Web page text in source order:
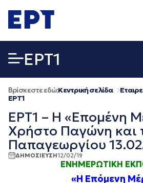
σε
περιεχόμενο
EΡΤ1
Βρίσκεστε εδώ:Κεντρική σελίδα
EΡΤ1
ΕΡΤ1 – Η «Επομένη
Χρήστο Παγώνη και
Παπαγεωργίου
ΔΗΜΟΣΙΕΥΣΗ12/02/19
ΕΝΗΜΕΡΩΤΙΚΗ
«Η Επόμενη